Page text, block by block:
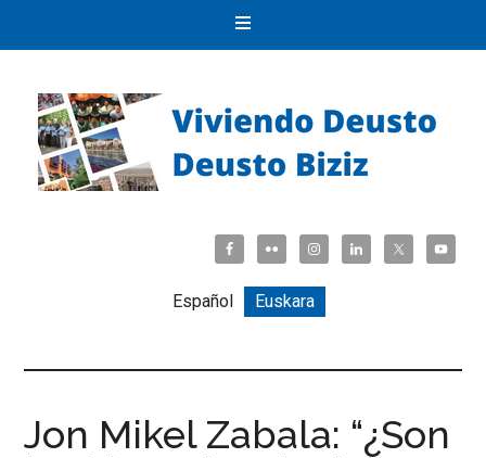
Español Euskara
Jon Mikel Zabala: “¿Son